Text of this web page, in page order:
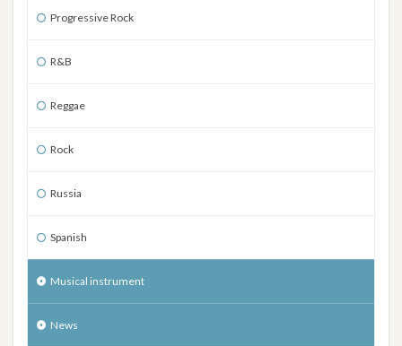
Progressive Rock
R&B
Reggae
Rock
Russia
Spanish
Musical instrument
News